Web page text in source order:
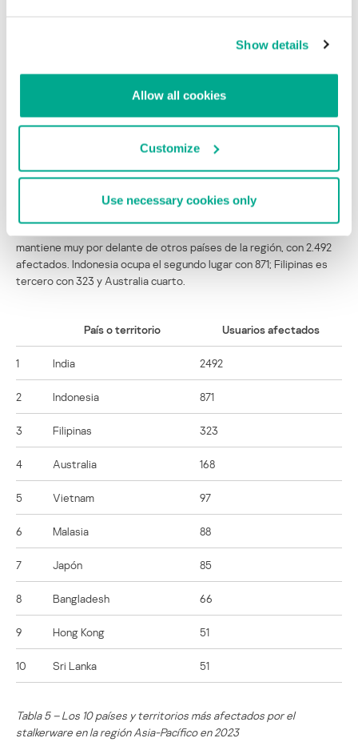
Show details
Allow all cookies
Customize
Use necessary cookies only
126
Tabla 4 – Los 10 países más afectados por el stalkerware en
La región de Asia-Pacífico registró un aumento del uso de
mantiene muy por delante de otros países de la región, con 2.492
afectados. Indonesia ocupa el segundo lugar con 871; Filipinas es
tercero con 323 y Australia cuarto.
País o territorio Usuarios afectados
1 India 2492
2 Indonesia 871
3 Filipinas 323
4 Australia 168
5 Vietnam 97
6 Malasia 88
7 Japón 85
8 Bangladesh 66
9 Hong Kong 51
10 Sri Lanka 51
Tabla 5 – Los 10 países y territorios más afectados por el
stalkerware en la región Asia-Pacífico en 2023